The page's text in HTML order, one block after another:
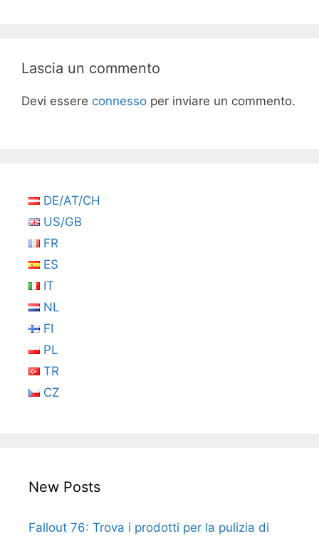
Lascia un commento
Devi essere connesso per inviare un commento.
DE/AT/CH
US/GB
FR
ES
IT
NL
FI
PL
TR
CZ
New Posts
Fallout 76: Trova i prodotti per la pulizia di